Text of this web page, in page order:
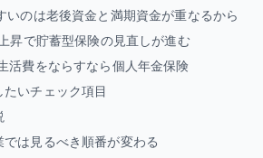
いのは老後資金と満期資金が重なるから
昇で貯蓄型保険の見直しが進む
活費をならすなら個人年金保険
いチェック項目
は見るべき順番が変わる